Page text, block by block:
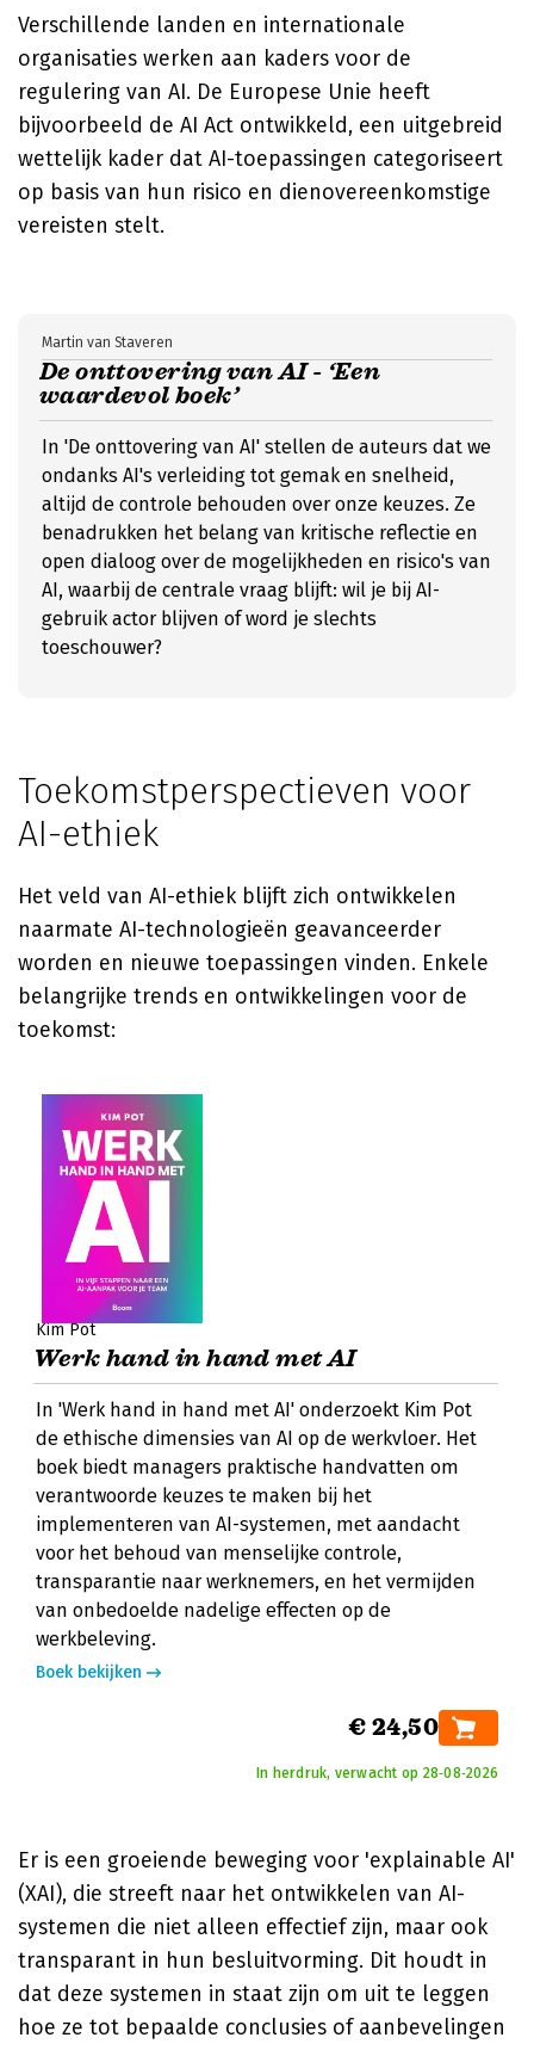
Verschillende landen en internationale
organisaties werken aan kaders voor de
regulering van AI. De Europese Unie heeft
bijvoorbeeld de AI Act ontwikkeld, een uitgebreid
wettelijk kader dat AI-toepassingen categoriseert
op basis van hun risico en dienovereenkomstige
vereisten stelt.
De onttovering van AI - ‘Een
waardevol boek’
Martin van Staveren
In 'De onttovering van AI' stellen de auteurs dat we
ondanks AI's verleiding tot gemak en snelheid,
altijd de controle behouden over onze keuzes. Ze
benadrukken het belang van kritische reflectie en
open dialoog over de mogelijkheden en risico's van
AI, waarbij de centrale vraag blijft: wil je bij AI-
gebruik actor blijven of word je slechts
toeschouwer?
Toekomstperspectieven voor
AI-ethiek
Het veld van AI-ethiek blijft zich ontwikkelen
naarmate AI-technologieën geavanceerder
worden en nieuwe toepassingen vinden. Enkele
belangrijke trends en ontwikkelingen voor de
toekomst:
Kim Pot
Werk hand in hand met AI
In 'Werk hand in hand met AI' onderzoekt Kim Pot
de ethische dimensies van AI op de werkvloer. Het
boek biedt managers praktische handvatten om
verantwoorde keuzes te maken bij het
implementeren van AI-systemen, met aandacht
voor het behoud van menselijke controle,
transparantie naar werknemers, en het vermijden
van onbedoelde nadelige effecten op de
werkbeleving.
Boek bekijken
€ 24,50
In herdruk, verwacht op 28‑08‑2026
Er is een groeiende beweging voor 'explainable AI'
(XAI), die streeft naar het ontwikkelen van AI-
systemen die niet alleen effectief zijn, maar ook
transparant in hun besluitvorming. Dit houdt in
dat deze systemen in staat zijn om uit te leggen
hoe ze tot bepaalde conclusies of aanbevelingen